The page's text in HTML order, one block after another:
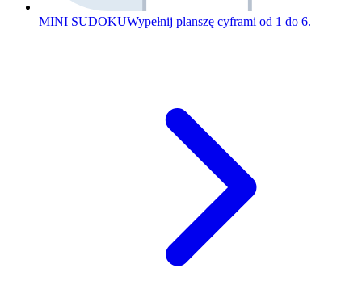
MINI SUDOKUWypełnij planszę cyframi od 1 do 6.